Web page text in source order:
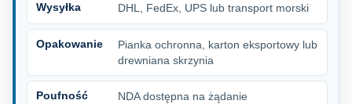
Wysyłka DHL, FedEx, UPS lub transport morski
Opakowanie
Pianka ochronna, karton eksportowy lub
drewniana skrzynia
Poufność NDA dostępna na żądanie